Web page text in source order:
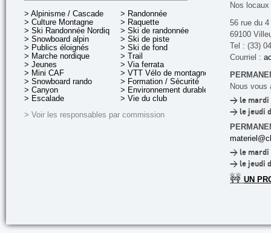
> Alpinisme / Cascade
> Culture Montagne
> Ski Randonnée Nordique
> Snowboard alpin
> Publics éloignés
> Marche nordique
> Jeunes
> Mini CAF
> Snowboard rando
> Canyon
> Escalade
> Randonnée
> Raquette
> Ski de randonnée
> Ski de piste
> Ski de fond
> Trail
> Via ferrata
> VTT Vélo de montagne
> Formation / Sécurité
> Environnement durable
> Vie du club
> Voir les responsables par commission
Nos
56 rue du
69100
Tel : (33)
Courriel :
Nous vous
> le mardi
> le jeudi
> le mardi
> le jeudi
🚧 UN